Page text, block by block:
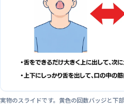
実物のスライドです。黄色の回数バッジと下